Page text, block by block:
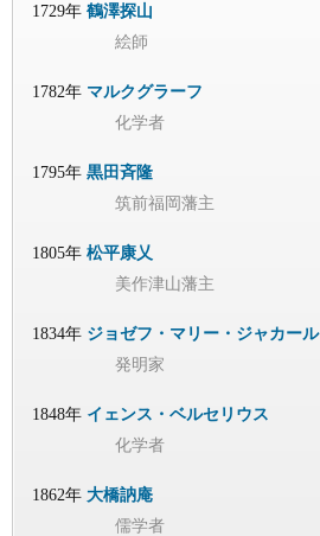
1729年 鶴澤探山
絵師
1782年 マルクグラーフ
化学者
1795年 黒田斉隆
筑前福岡藩主
1805年 松平康乂
美作津山藩主
1834年 ジョゼフ・マリー・ジャカール
発明家
1848年 イェンス・ベルセリウス
化学者
1862年 大橋訥庵
儒学者